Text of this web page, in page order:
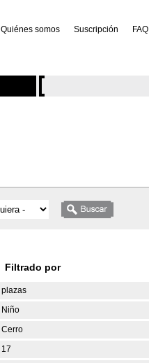
Quiénes somos Suscripción FAQ
Filtrado por
plazas
Niño
Cerro
17